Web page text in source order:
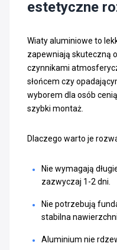
estetyczne
Wiaty aluminiowe to
zapewniają skuteczną
czynnikami
słońcem czy
wyborem dla osób
szybki montaż.
Dlaczego warto je
Nie wymagają
zazwyczaj 1-2 dni.
Nie potrzebują
stabilna
Aluminium nie